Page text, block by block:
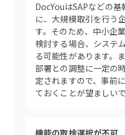
DocYouはSAPなどの
に、大規模取引を行う
す。そのため、中小企
検討する場合、システ
る可能性があります。
部署との調整に一定の
定されますので、事前
ておくことが望ましいで
機能の取捨選択が不可